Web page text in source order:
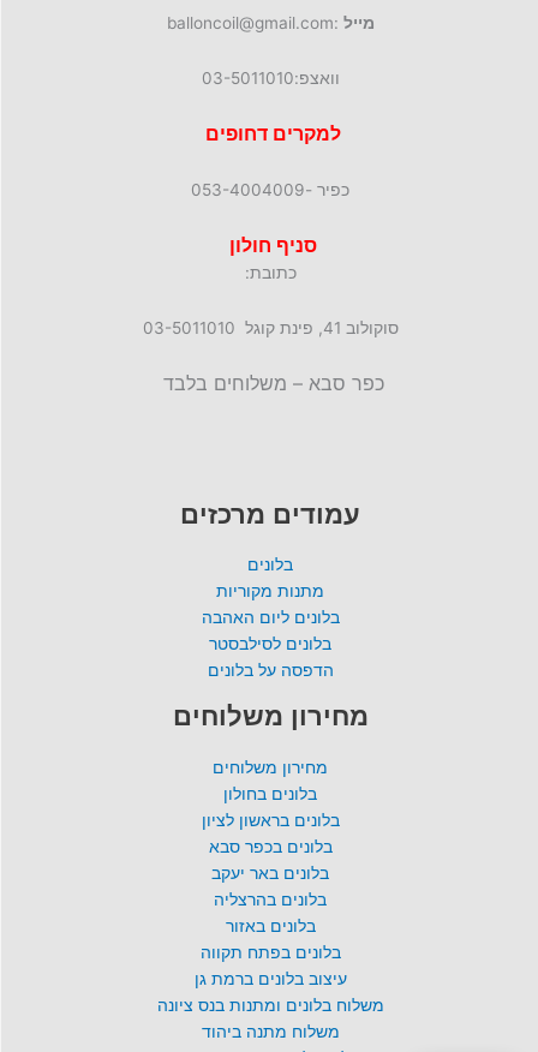
מייל :balloncoil@gmail.com
וואצפ:03-5011010
למקרים דחופים
כפיר -053-4004009
סניף חולון
כתובת:
סוקולוב 41, פינת קוגל 03-5011010
כפר סבא – משלוחים בלבד
עמודים מרכזים
בלונים
מתנות מקוריות
בלונים ליום האהבה
בלונים לסילבסטר
הדפסה על בלונים
מחירון משלוחים
מחירון משלוחים
בלונים בחולון
בלונים בראשון לציון
בלונים בכפר סבא
בלונים באר יעקב
בלונים בהרצליה
בלונים באזור
בלונים בפתח תקווה
עיצוב בלונים ברמת גן
משלוח בלונים ומתנות בנס ציונה
משלוח מתנה ביהוד